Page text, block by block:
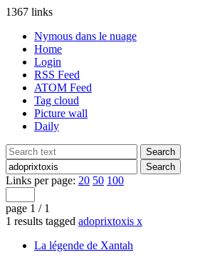
1367 links
Nymous dans le nuage
Home
Login
RSS Feed
ATOM Feed
Tag cloud
Picture wall
Daily
Links per page: 20 50 100
page 1 / 1
1 results tagged adoprixtoxis x
La légende de Xantah